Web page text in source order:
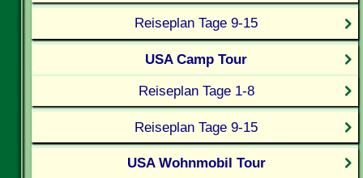
Reiseplan Tage 9-15
USA Camp Tour
Reiseplan Tage 1-8
Reiseplan Tage 9-15
USA Wohnmobil Tour